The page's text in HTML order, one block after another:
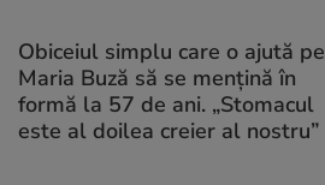
Obiceiul simplu care o ajută pe
Maria Buză să se mențină în
formă la 57 de ani. „Stomacul
este al doilea creier al nostru”